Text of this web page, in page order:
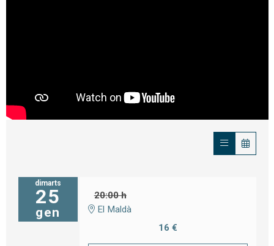
dimarts
25
gen
20:00 h
El Maldà
16 €